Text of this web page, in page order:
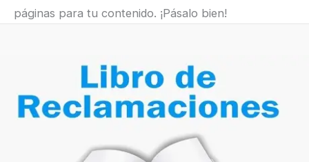
páginas para tu contenido. ¡Pásalo bien!